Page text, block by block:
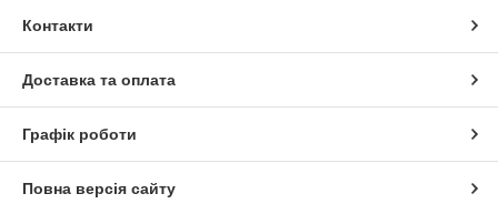
Контакти
Доставка та оплата
Графік роботи
Повна версія сайту